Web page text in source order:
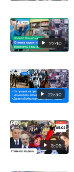
22:10
25:50
5:05